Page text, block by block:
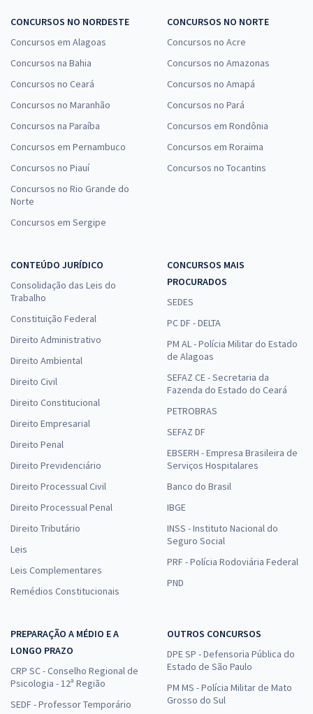
CONCURSOS NO NORDESTE
Concursos em Alagoas
Concursos na Bahia
Concursos no Ceará
Concursos no Maranhão
Concursos na Paraíba
Concursos em Pernambuco
Concursos no Piauí
Concursos no Rio Grande do
Norte
Concursos em Sergipe
CONCURSOS NO NORTE
Concursos no Acre
Concursos no Amazonas
Concursos no Amapá
Concursos no Pará
Concursos em Rondônia
Concursos em Roraima
Concursos no Tocantins
CONTEÚDO JURÍDICO
Consolidação das Leis do
Trabalho
Constituição Federal
Direito Administrativo
Direito Ambiental
Direito Civil
Direito Constitucional
Direito Empresarial
Direito Penal
Direito Previdenciário
Direito Processual Civil
Direito Processual Penal
Direito Tributário
Leis
Leis Complementares
Remédios Constitucionais
CONCURSOS MAIS
PROCURADOS
SEDES
PC DF - DELTA
PM AL - Polícia Militar do Estado
de Alagoas
SEFAZ CE - Secretaria da
Fazenda do Estado do Ceará
PETROBRAS
SEFAZ DF
EBSERH - Empresa Brasileira de
Serviços Hospitalares
Banco do Brasil
IBGE
INSS - Instituto Nacional do
Seguro Social
PRF - Polícia Rodoviária Federal
PND
PREPARAÇÃO A MÉDIO E A
LONGO PRAZO
CRP SC - Conselho Regional de
Psicologia - 12ª Região
SEDF - Professor Temporário
OUTROS CONCURSOS
DPE SP - Defensoria Pública do
Estado de São Paulo
PM MS - Polícia Militar de Mato
Grosso do Sul